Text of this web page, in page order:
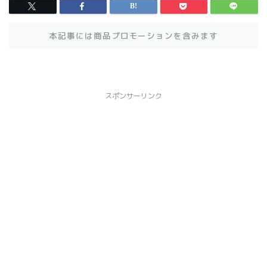
本記事には商品プロモーションを含みます
スポンサーリンク